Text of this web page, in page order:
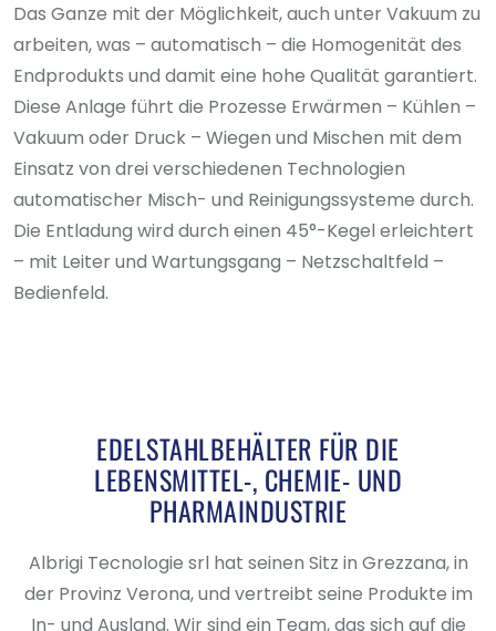
Das Ganze mit der Möglichkeit, auch unter Vakuum zu
arbeiten, was – automatisch – die Homogenität des
Endprodukts und damit eine hohe Qualität garantiert.
Diese Anlage führt die Prozesse Erwärmen – Kühlen –
Vakuum oder Druck – Wiegen und Mischen mit dem
Einsatz von drei verschiedenen Technologien
automatischer Misch- und Reinigungssysteme durch.
Die Entladung wird durch einen 45°-Kegel erleichtert
– mit Leiter und Wartungsgang – Netzschaltfeld –
Bedienfeld.
EDELSTAHLBEHÄLTER FÜR DIE
LEBENSMITTEL-, CHEMIE- UND
PHARMAINDUSTRIE
Albrigi Tecnologie srl hat seinen Sitz in Grezzana, in
der Provinz Verona, und vertreibt seine Produkte im
In- und Ausland. Wir sind ein Team, das sich auf die